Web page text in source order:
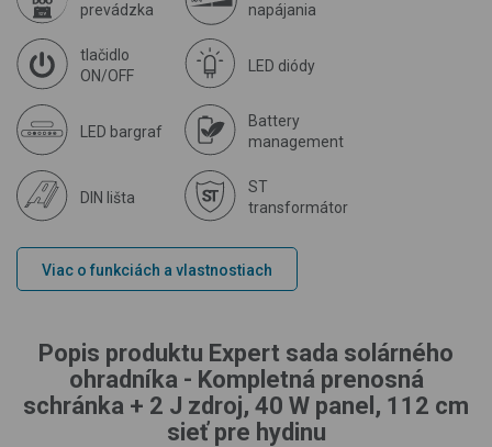
prevádzka
napájania
tlačidlo
ON/OFF
LED diódy
LED bargraf
Battery
management
DIN lišta
ST
transformátor
Viac o funkciách a vlastnostiach
Popis produktu Expert sada solárného
ohradníka - Kompletná prenosná
schránka + 2 J zdroj, 40 W panel, 112 cm
sieť pre hydinu